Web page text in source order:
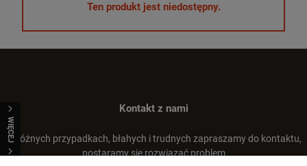
WIĘCEJ
Ten produkt jest niedostępny.
Kontakt z nami
W różnych przypadkach, błahych i trudnych zapraszamy do kontaktu,
postaramy się rozwiązać problem